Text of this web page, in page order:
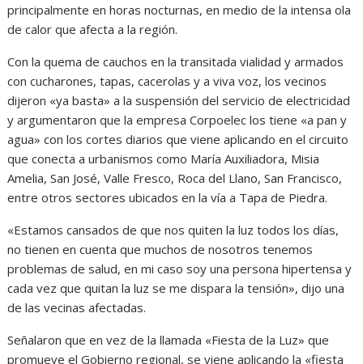
principalmente en horas nocturnas, en medio de la intensa ola
de calor que afecta a la región.
Con la quema de cauchos en la transitada vialidad y armados
con cucharones, tapas, cacerolas y a viva voz, los vecinos
dijeron «ya basta» a la suspensión del servicio de electricidad
y argumentaron que la empresa Corpoelec los tiene «a pan y
agua» con los cortes diarios que viene aplicando en el circuito
que conecta a urbanismos como María Auxiliadora, Misia
Amelia, San José, Valle Fresco, Roca del Llano, San Francisco,
entre otros sectores ubicados en la vía a Tapa de Piedra.
«Estamos cansados de que nos quiten la luz todos los días,
no tienen en cuenta que muchos de nosotros tenemos
problemas de salud, en mi caso soy una persona hipertensa y
cada vez que quitan la luz se me dispara la tensión», dijo una
de las vecinas afectadas.
Señalaron que en vez de la llamada «Fiesta de la Luz» que
promueve el Gobierno regional, se viene aplicando la «fiesta